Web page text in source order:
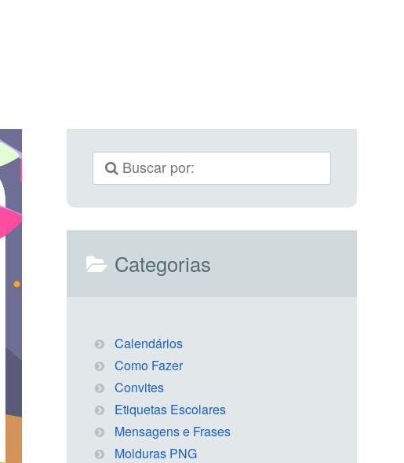
Categorias
Calendários
Como Fazer
Convites
Etiquetas Escolares
Mensagens e Frases
Molduras PNG